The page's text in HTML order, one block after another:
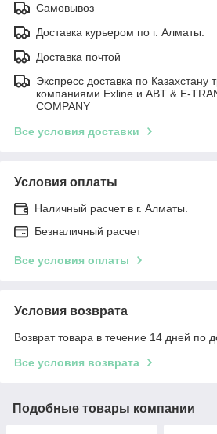
Самовывоз
Доставка курьером по г. Алматы.
Доставка почтой
Экспресс доставка по Казахстану
компаниями Exline и ABT & E-
COMPANY
Все условия доставки
Условия оплаты
Наличный расчет в г. Алматы.
Безналичный расчет
Все условия оплаты
Условия возврата
Возврат товара в течение 14 дней по
Все условия возврата
Подобные товары компании